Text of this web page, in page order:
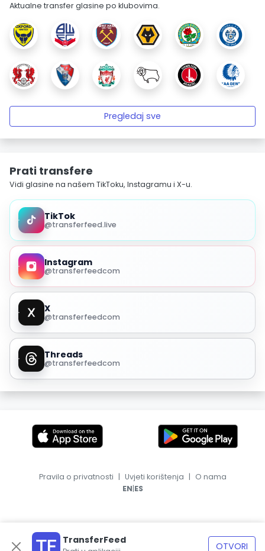
Aktualne transfer glasine po klubovima.
Pregledaj sve
Prati transfere
Vidi glasine na našem TikToku, Instagramu i X-u.
TikTok
@transferfeed.live
Instagram
@transferfeedcom
X
@transferfeedcom
Threads
@transferfeedcom
TransferFeed
OTVORI
Pravila o privatnosti | Uvjeti korištenja | O nama
EN|ES